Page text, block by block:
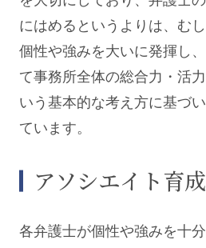
にはめるというよりは、む
個性や強みを大いに発揮し
て事務所全体の総合力・活
いう基本的な考え方に基づ
ています。
アソシエイト育
各弁護士が個性や強みを十